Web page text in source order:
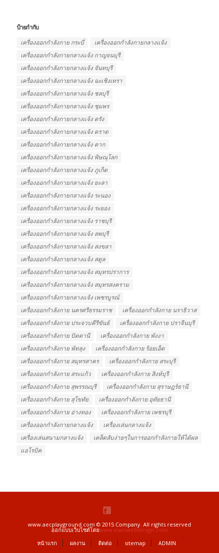
ป้ายกำกับ
เครื่องออกกำลังกาย กระบี่
เครื่องออกกำลังกายกลางแจ้ง
เครื่องออกกำลังกายกลางแจ้ง กาญจนบุรี
เครื่องออกกำลังกายกลางแจ้ง จันทบุรี
เครื่องออกกำลังกายกลางแจ้ง ฉะเชิงเทรา
เครื่องออกกำลังกายกลางแจ้ง ชลบุรี
เครื่องออกกำลังกายกลางแจ้ง ชุมพร
เครื่องออกกำลังกายกลางแจ้ง ตรัง
เครื่องออกกำลังกายกลางแจ้ง ตราด
เครื่องออกกำลังกายกลางแจ้ง ตาก
เครื่องออกกำลังกายกลางแจ้ง พิษณุโลก
เครื่องออกกำลังกายกลางแจ้ง ภูเก็ต
เครื่องออกกำลังกายกลางแจ้ง ยะลา
เครื่องออกกำลังกายกลางแจ้ง ระนอง
เครื่องออกกำลังกายกลางแจ้ง ระยอง
เครื่องออกกำลังกายกลางแจ้ง ราชบุรี
เครื่องออกกำลังกายกลางแจ้ง ลพบุรี
เครื่องออกกำลังกายกลางแจ้ง สงขลา
เครื่องออกกำลังกายกลางแจ้ง สตูล
เครื่องออกกำลังกายกลางแจ้ง สมุทรปราการ
เครื่องออกกำลังกายกลางแจ้ง สมุทรสงคราม
เครื่องออกกำลังกายกลางแจ้ง เพชรบูรณ์
เครื่องออกกำลังกาย นครศรีธรรมราช
เครื่องออกกำลังกาย นราธิวาส
เครื่องออกกำลังกาย ประจวบคีรีขันธ์
เครื่องออกกำลังกาย ปราจีนบุรี
เครื่องออกกำลังกาย ปัตตานี
เครื่องออกกำลังกาย พังงา
เครื่องออกกำลังกาย พัทลุง
เครื่องออกกำลังกาย ร้อยเอ็ด
เครื่องออกกำลังกาย สมุทรสาคร
เครื่องออกกำลังกาย สระบุรี
เครื่องออกกำลังกาย สระแก้ว
เครื่องออกกำลังกาย สิงห์บุรี
เครื่องออกกำลังกาย สุพรรณบุรี
เครื่องออกกำลังกาย สุราษฎร์ธานี
เครื่องออกกำลังกาย สุโขทัย
เครื่องออกกำลังกาย อุทัยธานี
เครื่องออกกำลังกาย อ่างทอง
เครื่องออกกำลังกาย เพชรบุรี
เครื่องออกกําลังกายกลางแจ้ง
เครื่องเล่นกลางแจ้ง
เครื่องเล่นสนามกลางแจ้ง
เคล็ดลับง่ายๆในการออกกำลังกายให้ได้ผล
แอโรบิค
www.aecplayground.com © 2015 Company. All rights reserved
ออกแบบเว็บไซต์โดยwww.esanwebdesign.com
หน้าแรก
ผลงาน ติดต่อ sitemap ADMIN